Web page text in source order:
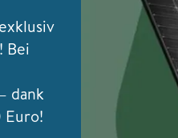
Bei
dank